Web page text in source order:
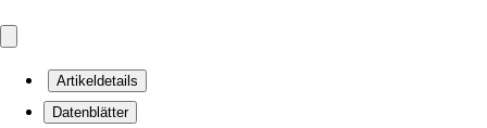
Artikeldetails
Datenblätter